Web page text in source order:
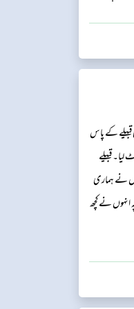
کے پاس
قبیلے
نے ہماری
نے کچھ